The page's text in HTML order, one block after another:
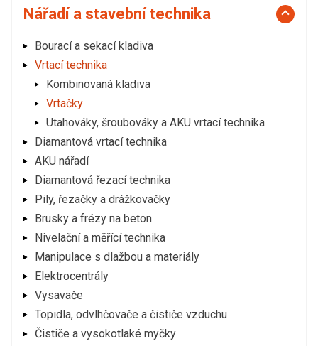
Nářadí a stavební technika
Bourací a sekací kladiva
Vrtací technika
Kombinovaná kladiva
Vrtačky
Utahováky, šroubováky a AKU vrtací technika
Diamantová vrtací technika
AKU nářadí
Diamantová řezací technika
Pily, řezačky a drážkovačky
Brusky a frézy na beton
Nivelační a měřící technika
Manipulace s dlažbou a materiály
Elektrocentrály
Vysavače
Topidla, odvlhčovače a čističe vzduchu
Čističe a vysokotlaké myčky